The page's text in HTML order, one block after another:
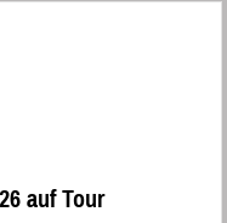
auf Tour